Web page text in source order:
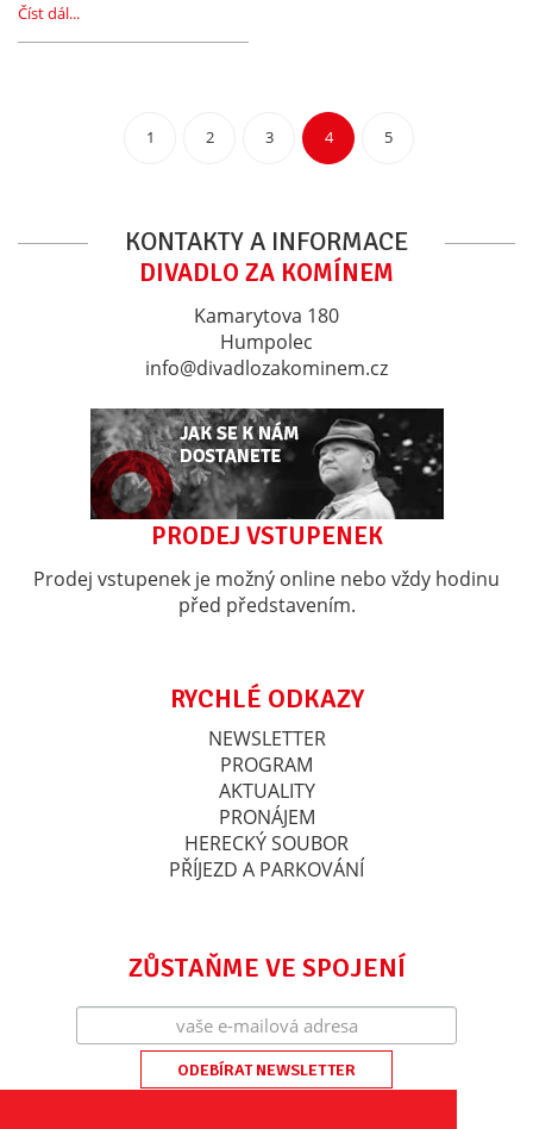
Číst dál...
1 2 3 4 5
KONTAKTY A INFORMACE
DIVADLO ZA KOMÍNEM
Kamarytova 180
Humpolec
info@divadlozakominem.cz
PRODEJ VSTUPENEK
Prodej vstupenek je možný online nebo vždy hodinu
před představením.
RYCHLÉ ODKAZY
NEWSLETTER
PROGRAM
AKTUALITY
PRONÁJEM
HERECKÝ SOUBOR
PŘÍJEZD A PARKOVÁNÍ
ZŮSTAŇME VE SPOJENÍ